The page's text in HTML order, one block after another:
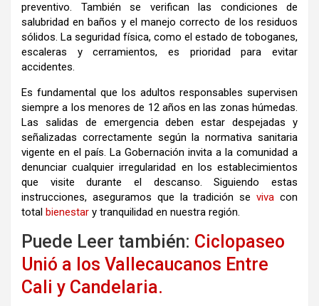
preventivo. También se verifican las condiciones de
salubridad en baños y el manejo correcto de los residuos
sólidos. La seguridad física, como el estado de toboganes,
escaleras y cerramientos, es prioridad para evitar
accidentes.
Es fundamental que los adultos responsables supervisen
siempre a los menores de 12 años en las zonas húmedas.
Las salidas de emergencia deben estar despejadas y
señalizadas correctamente según la normativa sanitaria
vigente en el país. La Gobernación invita a la comunidad a
denunciar cualquier irregularidad en los establecimientos
que visite durante el descanso.Siguiendo estas
instrucciones, aseguramos que la tradición seviva con
total bienestar y tranquilidad en nuestra región.
Puede Leer también: Ciclopaseo
Unió a los Vallecaucanos Entre
Cali y Candelaria.